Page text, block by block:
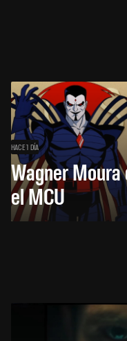
HACE 1 DÍA
Wagner
el MCU